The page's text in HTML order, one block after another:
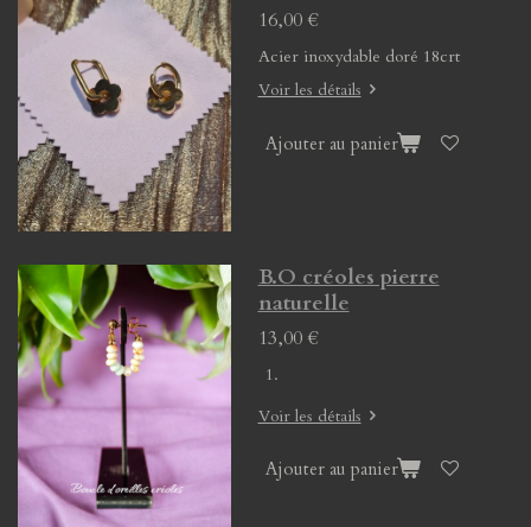
16,00 €
Acier inoxydable doré 18crt
Voir les détails
Ajouter au panier
B.O créoles pierre
naturelle
13,00 €
Voir les détails
Ajouter au panier